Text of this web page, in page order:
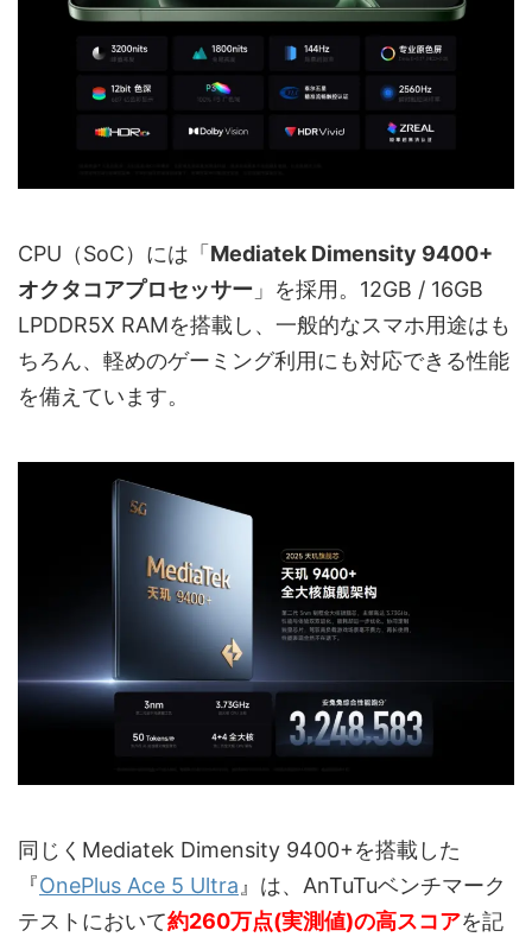
CPU（SoC）には「 Mediatek Dimensity 9400+
オクタコアプロセッサー 」を採用。12GB / 16GB
LPDDR5X RAMを搭載し、一般的なスマホ用途はも
ちろん、軽めのゲーミング利用にも対応できる性能
を備えています。
同じくMediatek Dimensity 9400+を搭載した
『OnePlus Ace 5 Ultra』は、AnTuTuベンチマーク
テストにおいて約260万点(実測値)の高スコアを記